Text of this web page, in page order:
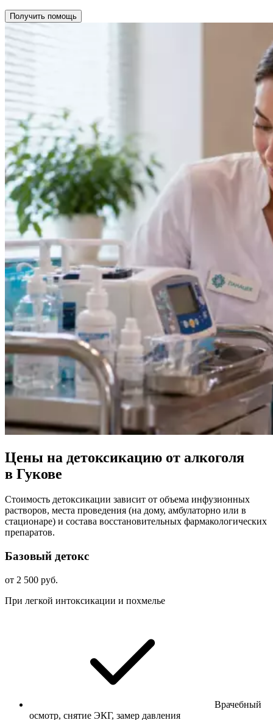
Получить помощь
Цены на детоксикацию от алкоголя
в Гукове
Стоимость детоксикации зависит от объема инфузионных
растворов, места проведения (на дому, амбулаторно или в
стационаре) и состава восстановительных фармакологических
препаратов.
Базовый детокс
от 2 500 руб.
При легкой интоксикации и похмелье
Врачебный
осмотр, снятие ЭКГ, замер давления